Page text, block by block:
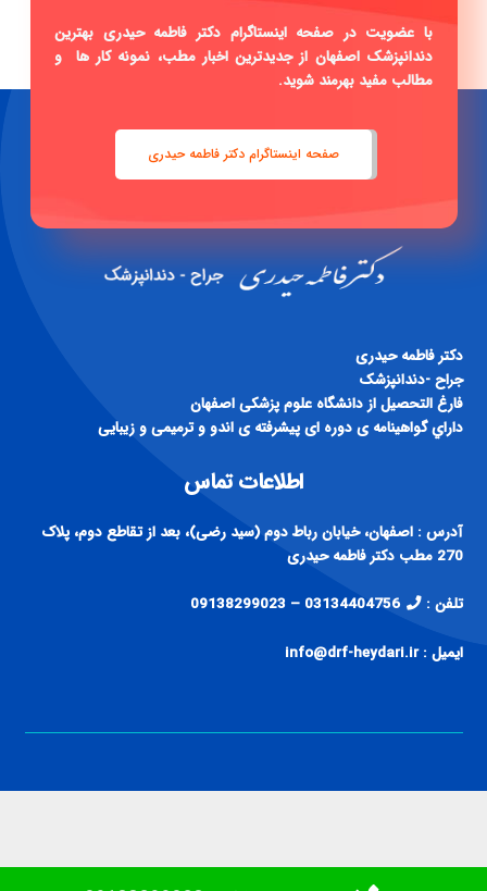
با عضویت در صفحه اینستاگرام دکتر فاطمه حیدری بهترین
دندانپزشک اصفهان از جدیدترین اخبار مطب، نمونه کار ها و
مطالب مفید بهرمند شوید.
صفحه اینستاگرام دکتر فاطمه حیدری
دكتر فاطمه حيدری
جراح -دندانپزشک
فارغ التحصيل از دانشگاه علوم پزشكی اصفهان
داراي گواهينامه ی دوره ای پيشرفته ی اندو و ترميمی و زيبايی
اطلاعات تماس
آدرس : اصفهان، خیابان رباط دوم (سید رضی)، بعد از تقاطع دوم، پلاک
270 مطب دکتر فاطمه حیدری
تلفن : 03134404756 – 09138299023
ایمیل : info@drf-heydari.ir